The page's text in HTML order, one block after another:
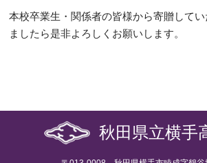
本校卒業生・関係者の皆様から寄贈して
ましたら是非よろしくお願いします。
秋田県立横手